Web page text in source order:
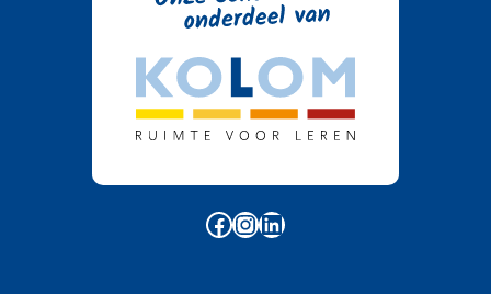
Facebook InstagramLinkedIn